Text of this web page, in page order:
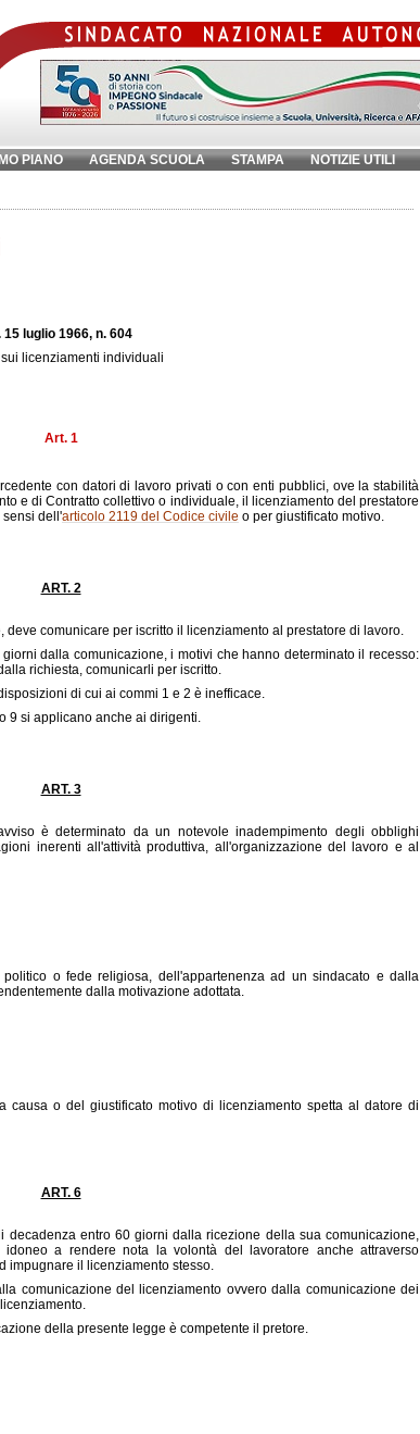
PIANO AGENDA SCUOLA STAMPA NOTIZIE UTILI
15 luglio 1966, n. 604
sui licenziamenti individuali
Art. 1
con datori di lavoro privati o con enti pubblici, ove la stabilità
e di Contratto collettivo o individuale, il licenziamento del prestatore
sensi dell'articolo 2119 del Codice civile o per giustificato motivo.
ART. 2
deve comunicare per iscritto il licenziamento al prestatore di lavoro.
dalla comunicazione, i motivi che hanno determinato il recesso:
richiesta, comunicarli per iscritto.
di cui ai commi 1 e 2 è inefficace.
9 si applicano anche ai dirigenti.
ART. 3
è determinato da un notevole inadempimento degli obblighi
inerenti all'attività produttiva, all'organizzazione del lavoro e al
o fede religiosa, dell'appartenenza ad un sindacato e dalla
dalla motivazione adottata.
causa o del giustificato motivo di licenziamento spetta al datore di
ART. 6
decadenza entro 60 giorni dalla ricezione della sua comunicazione,
a rendere nota la volontà del lavoratore anche attraverso
impugnare il licenziamento stesso.
comunicazione del licenziamento ovvero dalla comunicazione dei
della presente legge è competente il pretore.